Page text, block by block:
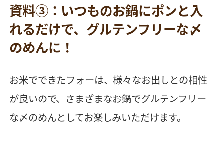
資料③：いつものお鍋にポンと入
れるだけで、グルテンフリーな〆
のめんに！
お米でできたフォーは、様々なお出しとの相性
が良いので、さまざまなお鍋でグルテンフリー
な〆のめんとしてお楽しみいただけます。